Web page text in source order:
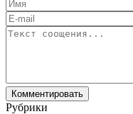
Рубрики